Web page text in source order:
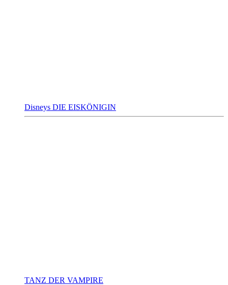
Disneys DIE EISKÖNIGIN
TANZ DER VAMPIRE